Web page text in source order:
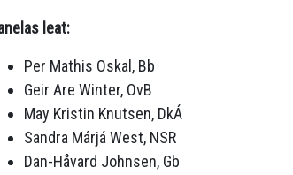
leat:
Per Mathis Oskal, Bb
Geir Are Winter, OvB
May Kristin Knutsen, DkÁ
Sandra Márjá West, NSR
Dan-Håvard Johnsen, Gb